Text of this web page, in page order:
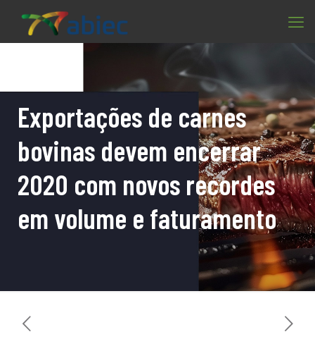
Exportações de carnes
bovinas devem encerrar
2020 com novos recordes
em volume e faturamento